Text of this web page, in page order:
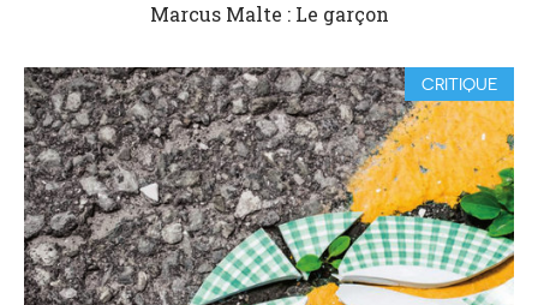
Marcus Malte : Le garçon
CRITIQUE